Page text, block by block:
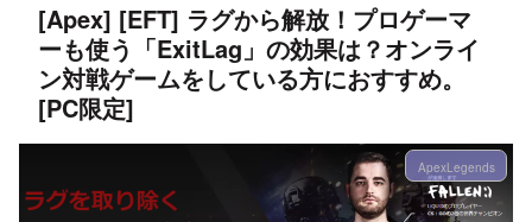
[Apex] [EFT] ラグから解放！プロゲーマ
ーも使う「ExitLag」の効果は？オンライ
ン対戦ゲームをしている方におすすめ。
[PC限定]
ApexLegends